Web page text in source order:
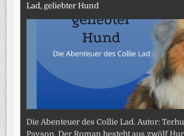
Lad, geliebter Hund
Die Abenteuer des Collie Lad. Autor:
Payson. Der Roman besteht aus zwölf